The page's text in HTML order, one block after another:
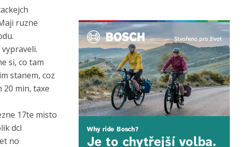
ruzne
si, co tam
stanem, coz
20 min, taxe
17te misto
dcl
no